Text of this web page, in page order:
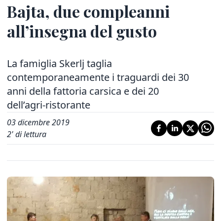
Bajta, due compleanni
all’insegna del gusto
La famiglia Skerlj taglia
contemporaneamente i traguardi dei 30
anni della fattoria carsica e dei 20
dell’agri-ristorante
03 dicembre 2019
2' di lettura